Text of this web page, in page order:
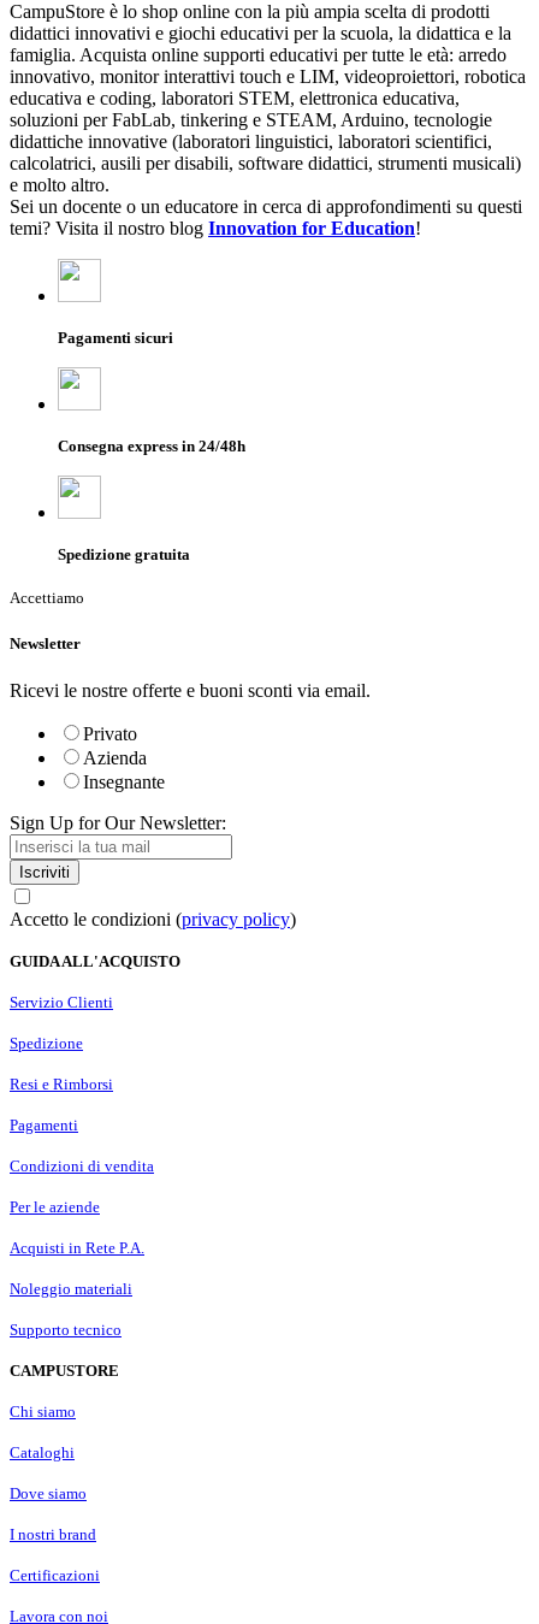
CampuStore è lo shop online con la più ampia scelta di prodotti
didattici innovativi e giochi educativi per la scuola, la didattica e la
famiglia. Acquista online supporti educativi per tutte le età: arredo
innovativo, monitor interattivi touch e LIM, videoproiettori, robotica
educativa e coding, laboratori STEM, elettronica educativa,
soluzioni per FabLab, tinkering e STEAM, Arduino, tecnologie
didattiche innovative (laboratori linguistici, laboratori scientifici,
calcolatrici, ausili per disabili, software didattici, strumenti musicali)
e molto altro.
Sei un docente o un educatore in cerca di approfondimenti su questi
temi? Visita il nostro blog Innovation for Education!
Pagamenti sicuri
Consegna express in 24/48h
Spedizione gratuita
Accettiamo
Newsletter
Ricevi le nostre offerte e buoni sconti via email.
Privato
Azienda
Insegnante
Sign Up for Our Newsletter:
Iscriviti
Accetto le condizioni (privacy policy)
GUIDA ALL'ACQUISTO
Servizio Clienti
Spedizione
Resi e Rimborsi
Pagamenti
Condizioni di vendita
Per le aziende
Acquisti in Rete P.A.
Noleggio materiali
Supporto tecnico
CAMPUSTORE
Chi siamo
Cataloghi
Dove siamo
I nostri brand
Certificazioni
Lavora con noi